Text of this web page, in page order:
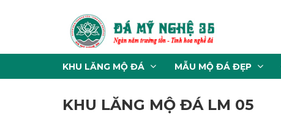
KHU LĂNG MỘ ĐÁ MẪU MỘ ĐÁ ĐẸP
KHU LĂNG MỘ ĐÁ LM 05